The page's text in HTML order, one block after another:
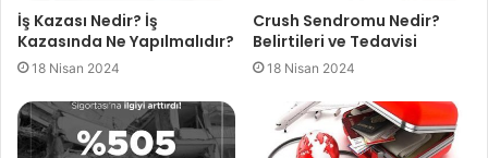
İş Kazası Nedir? İş
Kazasında Ne Yapılmalıdır?
18 Nisan 2024
Crush Sendromu Nedir?
Belirtileri ve Tedavisi
18 Nisan 2024